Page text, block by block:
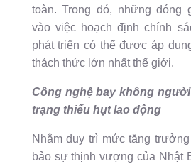
toàn. Trong đó, những đóng
vào việc hoạch định chính
phát triển có thể được áp
thách thức lớn nhất thế giới.
Công nghệ bay không
trạng thiếu hụt lao động
Nhằm duy trì mức tăng
bảo sự thịnh vượng của Nhật